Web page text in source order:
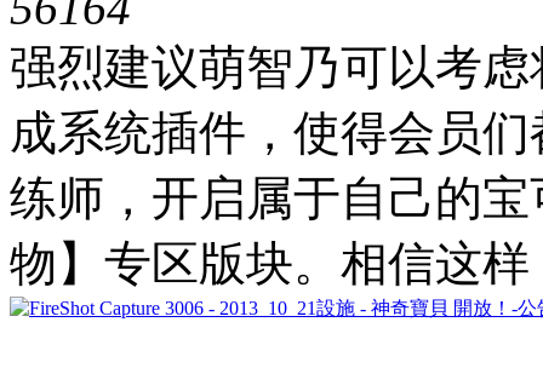
强烈建议萌智乃可以考
成系统插件，使得会员
练师，开启属于自己的
物】专区版块。相信这